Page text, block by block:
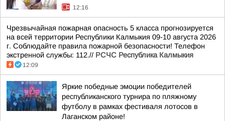
12:16
Чрезвычайная пожарная опасность 5 класса прогнозируется
на всей территории Республики Калмыкия 09-10 августа 2026
г. Соблюдайте правила пожарной безопасности! Телефон
экстренной службы: 112.// РСЧС Республика Калмыкия
12:09
Яркие победные эмоции победителей
республиканского турнира по пляжному
футболу в рамках фестиваля лотосов в
Лаганском районе!